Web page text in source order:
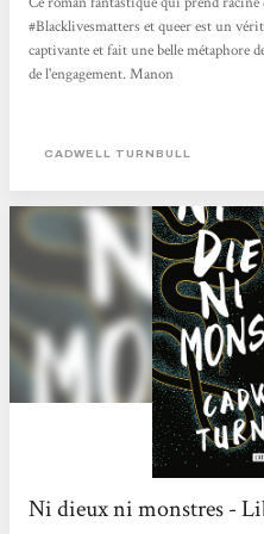
#Blacklivesmatters et queer est un
captivante et fait une belle métaphore
de l'engagement. Manon
CADWELL TURNBULL
Ni dieux ni monstres -